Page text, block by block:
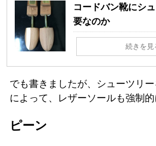
コードバン靴にシ
要なのか
続きを見
でも書きましたが、シューツリ
によって、レザーソールも強制的
ピーン